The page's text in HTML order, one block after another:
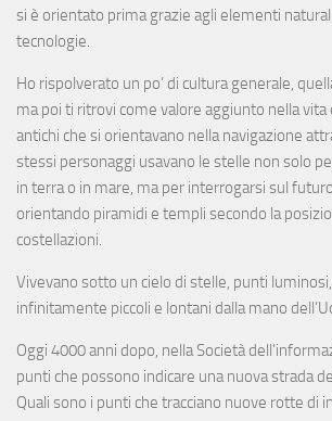
si è orientato prima grazie agli elementi
tecnologie.
Ho rispolverato un po’ di cultura generale,
ma poi ti ritrovi come valore aggiunto nella vita
antichi che si orientavano nella navigazione
stessi personaggi usavano le stelle non solo
in terra o in mare, ma per interrogarsi sul
orientando piramidi e templi secondo la
costellazioni.
Vivevano sotto un cielo di stelle, punti
infinitamente piccoli e lontani dalla mano
Oggi 4000 anni dopo, nella Società
punti che possono indicare una nuova strada
Quali sono i punti che tracciano nuove rotte di